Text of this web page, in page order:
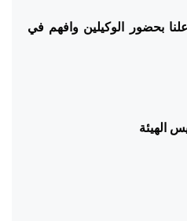
بحضور الوكيلين وافهم في